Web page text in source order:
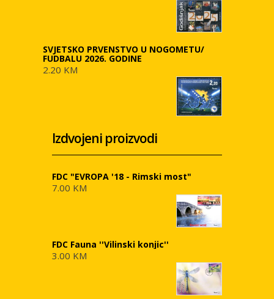
SVJETSKO PRVENSTVO U NOGOMETU/
FUDBALU 2026. GODINE
2.20 KM
Izdvojeni proizvodi
FDC "EVROPA '18 - Rimski most"
7.00 KM
FDC Fauna ''Vilinski konjic''
3.00 KM